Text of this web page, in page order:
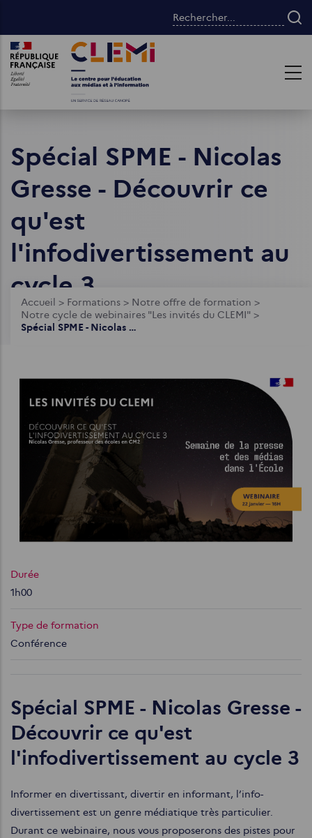
contenu
principal
Rechercher...
Images Images
Spécial SPME - Nicolas
Gresse - Découvrir ce
qu'est
l'infodivertissement au
cycle 3
Fil
d'Ariane
Accueil > Formations > Notre offre de formation >
Notre cycle de webinaires "Les invités du CLEMI" >
Spécial SPME - Nicolas Gresse - Découvrir ce qu'est l'infodivertissement au cycle 3
Durée
1h00
Type de formation
Conférence
Spécial SPME - Nicolas Gresse -
Découvrir ce qu'est
l'infodivertissement au cycle 3
Informer en divertissant, divertir en informant, l’info-
divertissement est un genre médiatique très particulier.
Durant ce webinaire, nous vous proposerons des pistes pour